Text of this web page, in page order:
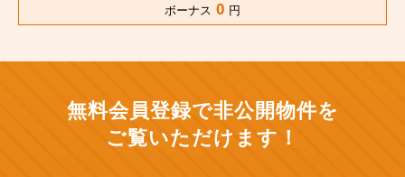
ボーナス 0 円
無料会員登録で非公開物件を
ご覧いただけます！